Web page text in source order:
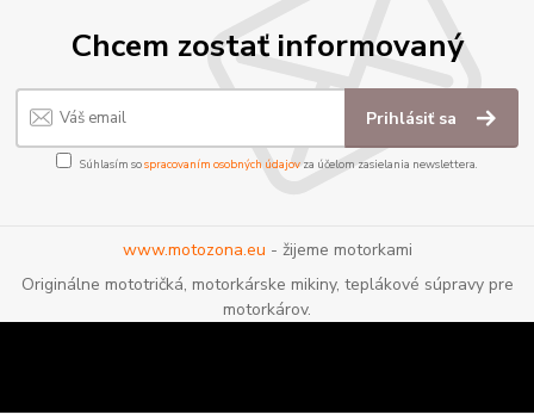
Chcem zostať informovaný
Prihlásiť sa
Súhlasím sospracovaním osobných údajov za účelom zasielania newslettera.
www.motozona.eu - žijeme motorkami
Originálne mototričká, motorkárske mikiny, teplákové súpravy pre
motorkárov.